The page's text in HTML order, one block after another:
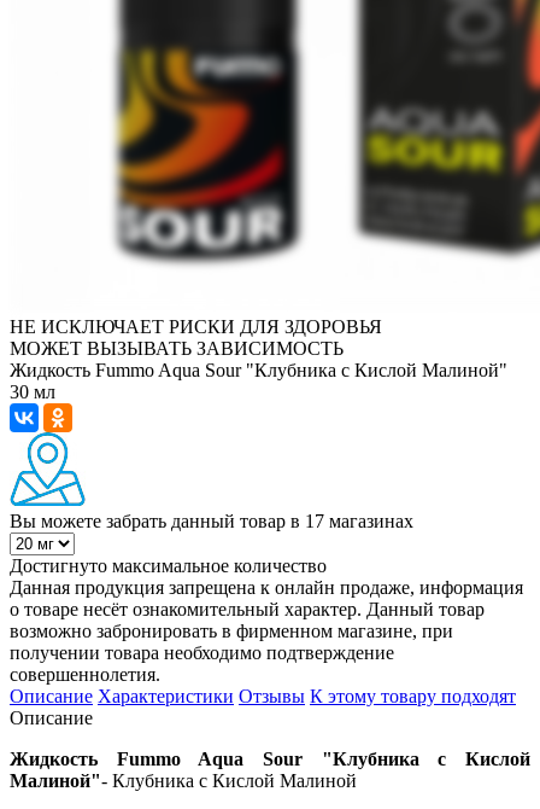
НЕ ИСКЛЮЧАЕТ РИСКИ ДЛЯ ЗДОРОВЬЯ
МОЖЕТ ВЫЗЫВАТЬ ЗАВИСИМОСТЬ
Жидкость Fummo Aqua Sour "Клубника с Кислой Малиной"
30 мл
Вы можете забрать данный товар в 17 магазинах
Достигнуто максимальное количество
Данная продукция запрещена к онлайн продаже, информация
о товаре несёт ознакомительный характер. Данный товар
возможно забронировать в фирменном магазине, при
получении товара необходимо подтверждение
совершеннолетия.
Описание Характеристики Отзывы К этому товару подходят
Описание
Жидкость Fummo Aqua Sour "Клубника с Кислой
Малиной"- Клубника с Кислой Малиной